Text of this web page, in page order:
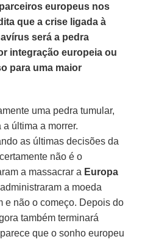
europeus nos
que a crise ligada à
será a pedra
integração europeia ou
para uma maior
uma pedra tumular,
última a morrer.
as últimas decisões da
não é o
a massacrar a Europa
a moeda
e não o começo. Depois do
também terminará
que o sonho europeu